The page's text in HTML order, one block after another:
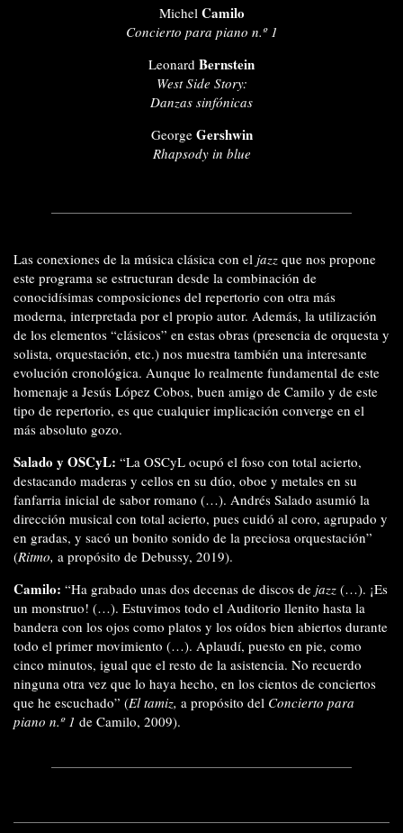
Michel Camilo
Concierto para piano n.º 1
Leonard Bernstein
West Side Story:
Danzas sinfónicas
George Gershwin
Rhapsody in blue
Las conexiones de la música clásica con el jazz que nos propone
este programa se estructuran desde la combinación de
conocidísimas composiciones del repertorio con otra más
moderna, interpretada por el propio autor. Además, la utilización
de los elementos “clásicos” en estas obras (presencia de orquesta y
solista, orquestación, etc.) nos muestra también una interesante
evolución cronológica. Aunque lo realmente fundamental de este
homenaje a Jesús López Cobos, buen amigo de Camilo y de este
tipo de repertorio, es que cualquier implicación converge en el
más absoluto gozo.
Salado y OSCyL: “La OSCyL ocupó el foso con total acierto,
destacando maderas y cellos en su dúo, oboe y metales en su
fanfarria inicial de sabor romano (…). Andrés Salado asumió la
dirección musical con total acierto, pues cuidó al coro, agrupado y
en gradas, y sacó un bonito sonido de la preciosa orquestación”
(Ritmo, a propósito de Debussy, 2019).
Camilo: “Ha grabado unas dos decenas de discos de jazz (…). ¡Es
un monstruo! (…). Estuvimos todo el Auditorio llenito hasta la
bandera con los ojos como platos y los oídos bien abiertos durante
todo el primer movimiento (…). Aplaudí, puesto en pie, como
cinco minutos, igual que el resto de la asistencia. No recuerdo
ninguna otra vez que lo haya hecho, en los cientos de conciertos
que he escuchado” (El tamiz, a propósito del Concierto para
piano n.º 1 de Camilo, 2009).